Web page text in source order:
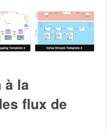
à la
flux de